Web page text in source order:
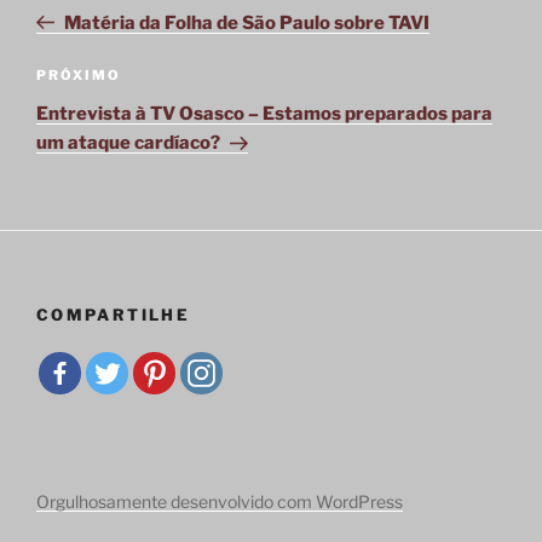
Post
anterior
Matéria da Folha de São Paulo sobre TAVI
Próximo
post
PRÓXIMO
Entrevista à TV Osasco – Estamos preparados para
um ataque cardíaco?
COMPARTILHE
Orgulhosamente desenvolvido com WordPress